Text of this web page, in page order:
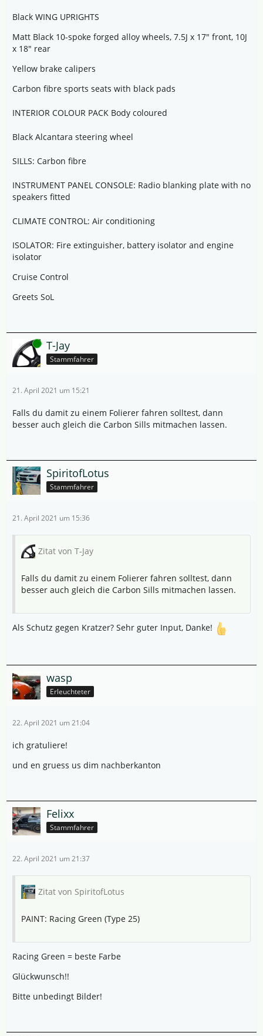
Black WING UPRIGHTS
Matt Black 10-spoke forged alloy wheels, 7.5J x 17" front, 10J
x 18" rear
Yellow brake calipers
Carbon fibre sports seats with black pads
INTERIOR COLOUR PACK Body coloured
Black Alcantara steering wheel
SILLS: Carbon fibre
INSTRUMENT PANEL CONSOLE: Radio blanking plate with no
speakers fitted
CLIMATE CONTROL: Air conditioning
ISOLATOR: Fire extinguisher, battery isolator and engine
isolator
Cruise Control
Greets SoL
Online T-Jay
Stammfahrer
21. April 2021 um 15:21
Falls du damit zu einem Folierer fahren solltest, dann
besser auch gleich die Carbon Sills mitmachen lassen.
SpiritofLotus
Stammfahrer
21. April 2021 um 15:36
Zitat von T-Jay
Falls du damit zu einem Folierer fahren solltest, dann
besser auch gleich die Carbon Sills mitmachen lassen.
Als Schutz gegen Kratzer? Sehr guter Input, Danke!
wasp
Erleuchteter
22. April 2021 um 21:04
ich gratuliere!
und en gruess us dim nachberkanton
Felixx
Stammfahrer
22. April 2021 um 21:37
Zitat von SpiritofLotus
PAINT: Racing Green (Type 25)
Racing Green = beste Farbe
Glückwunsch!!
Bitte unbedingt Bilder!